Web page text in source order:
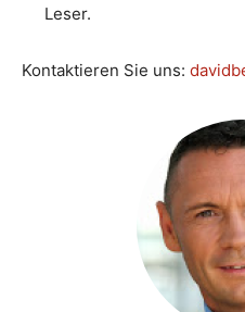
Leser.
Kontaktieren Sie uns: